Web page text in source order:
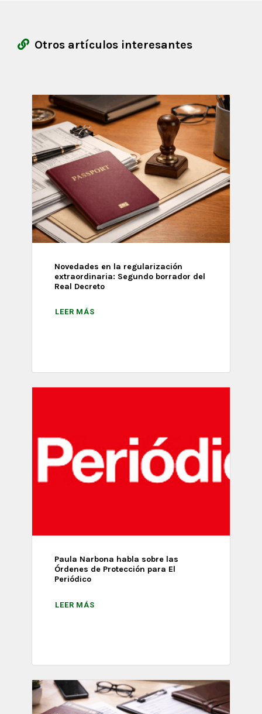
Otros artículos interesantes
Novedades en la regularización
extraordinaria: Segundo borrador del
Real Decreto
LEER MÁS
Paula Narbona habla sobre las
Órdenes de Protección para El
Periódico
LEER MÁS